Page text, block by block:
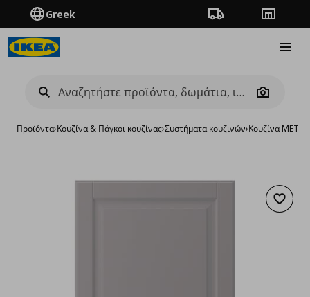
Greek Πορεία παραγγελίας
Camera
Προϊόντα›Κουζίνα & Πάγκοι κουζίνας›Συστήματα κουζινών›Κουζίνα